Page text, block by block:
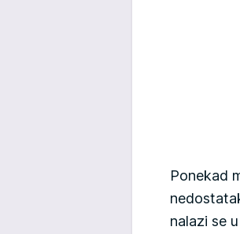
Ponekad
nalazi se